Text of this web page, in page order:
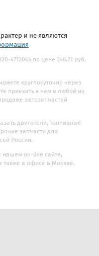
и не являются
4712064 по цене 346.21 руб.
круглосуточно через
приехать к нам в любой из
автозапчастей
двигатели, топливные
запчасти для
России.
нашем on-line сайте,
также в офисе в Москве.